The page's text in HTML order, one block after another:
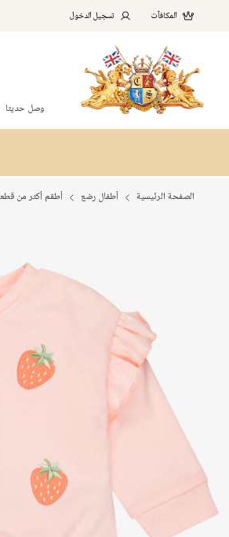
المكافآت تسجيل الدخول
وصل حديثا
الصفحة الرئيسية أطفال رضع أطقم أكثر من